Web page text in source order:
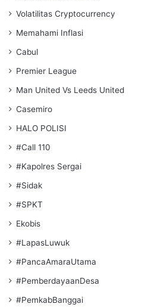
Volatilitas Cryptocurrency
Memahami Inflasi
Cabul
Premier League
Man United Vs Leeds United
Casemiro
HALO POLISI
#Call 110
#Kapolres Sergai
#Sidak
#SPKT
Ekobis
#LapasLuwuk
#PancaAmaraUtama
#PemberdayaanDesa
#PemkabBanggai